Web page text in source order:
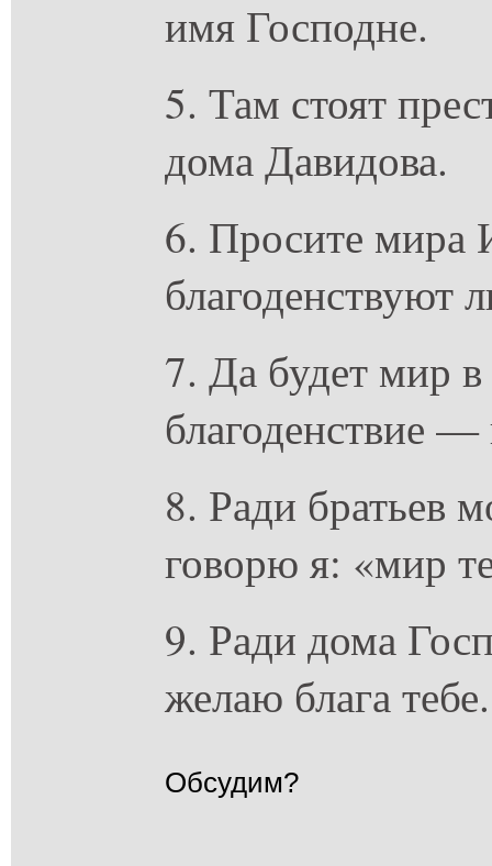
имя Господне.
5. Там стоят
дома Давидова.
6. Просите мира
благоденствуют
7. Да будет мир в
благоденствие —
8. Ради братьев
говорю я: «мир
9. Ради дома
желаю блага тебе.
Обсудим?